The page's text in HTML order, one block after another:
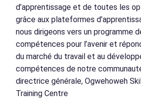
d’apprentissage et de toutes les
grâce aux plateformes
nous dirigeons vers un programme
compétences pour l’avenir et
du marché du travail et au
compétences de notre
directrice générale, Ogwehoweh
Training Centre